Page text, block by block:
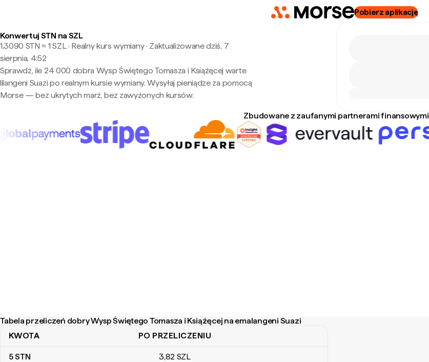
Pobierz aplikację
Konwertuj STN na SZL
1,3090 STN ≈ 1 SZL · Realny kurs wymiany· Zaktualizowane dziś, 7
sierpnia, 4:52
Sprawdź, ile 24 000 dobra Wysp Świętego Tomasza i Książęcej warte
lilangeni Suazi po realnym kursie wymiany. Wysyłaj pieniądze za pomocą
Morse — bez ukrytych marż, bez zawyżonych kursów.
Zbudowane z zaufanymi partnerami finansowymi
Tabela przeliczeń dobry Wysp Świętego Tomasza i Książęcej na emalangeni Suazi
Tabela przeliczeń dobry Wysp Świętego Tomasza i Książęcej na emalangeni Suazi
KWOTA PO PRZELICZENIU
5STN 3,82 SZL